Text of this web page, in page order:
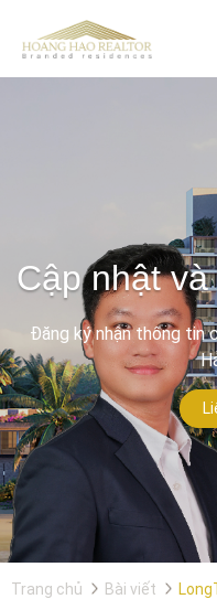
Cập nhật
Đăng ký nhận thông tin
Trang chủ Bài viết